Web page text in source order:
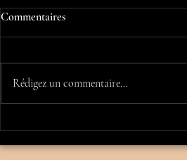
Commentaires
Rédigez un commentaire...